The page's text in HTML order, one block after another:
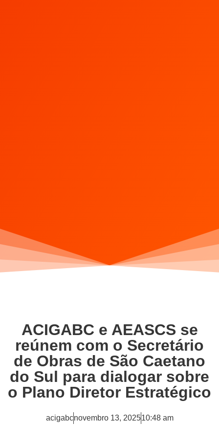
ACIGABC e AEASCS se
reúnem com o Secretário
de Obras de São Caetano
do Sul para dialogar sobre
o Plano Diretor Estratégico
acigabcnovembro 13, 202510:48 am